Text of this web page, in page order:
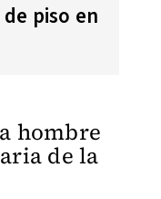
piso en
hombre
de la